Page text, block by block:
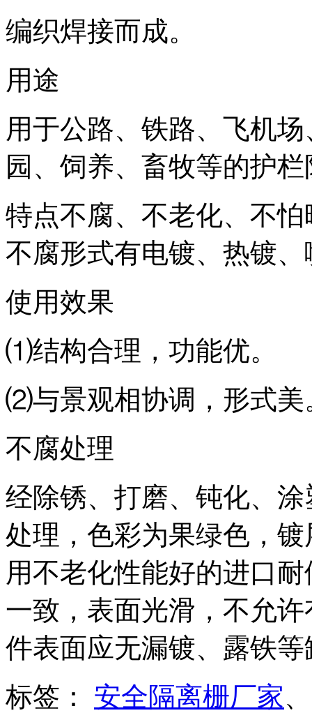
编织焊接而成。
用途
用于公路、铁路、飞机
园、饲养、畜牧等的护
特点不腐、不老化、不
不腐形式有电镀、热镀
使用效果
⑴结构合理，功能优。
⑵与景观相协调，形式美
不腐处理
经除锈、打磨、钝化、
处理，色彩为果绿色，
用不老化性能好的进口
一致，表面光滑，不允
件表面应无漏镀、露铁等
标签： 安全隔离栅厂家